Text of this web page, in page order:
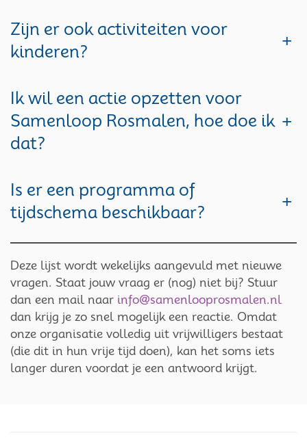
Zijn er ook activiteiten voor
kinderen?
+
Ik wil een actie opzetten voor
Samenloop Rosmalen, hoe doe ik
dat?
+
Is er een programma of
tijdschema beschikbaar?
+
Deze lijst wordt wekelijks aangevuld met nieuwe
vragen. Staat jouw vraag er (nog) niet bij? Stuur
dan een mail naar info@samenlooprosmalen.nl
dan krijg je zo snel mogelijk een reactie. Omdat
onze organisatie volledig uit vrijwilligers bestaat
(die dit in hun vrije tijd doen), kan het soms iets
langer duren voordat je een antwoord krijgt.